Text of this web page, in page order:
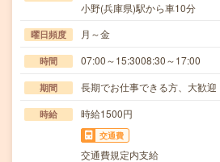
小野(兵庫県)駅から車10分
曜日頻度 月～金
時間 07:00～15:3008:30～17:00
期間 長期でお仕事できる方、大歓迎
時給 時給1500円
交通費
交通費規定内支給